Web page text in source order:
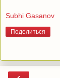
Subhi Gasanov
Поделиться